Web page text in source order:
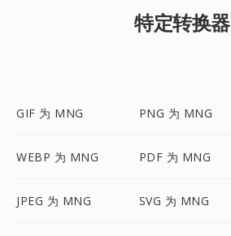
特定转换器
GIF 为 MNG PNG 为 MNG
WEBP 为 MNG PDF 为 MNG
JPEG 为 MNG SVG 为 MNG